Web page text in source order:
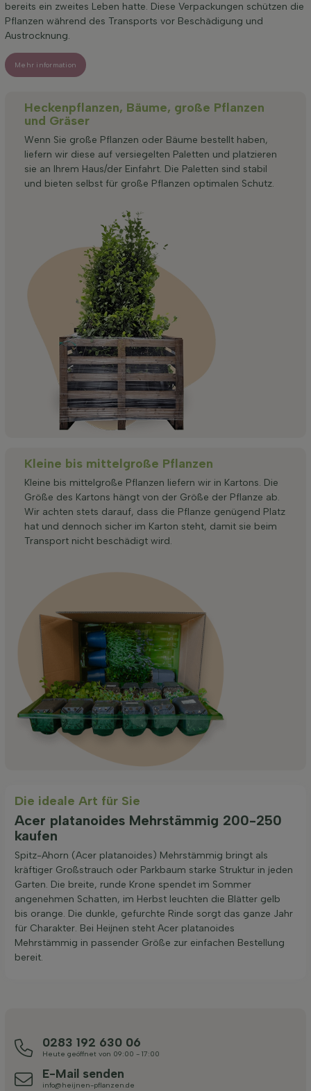
bereits ein zweites Leben hatte. Diese Verpackungen schützen die
Pflanzen während des Transports vor Beschädigung und
Austrocknung.
Mehr information
Heckenpflanzen, Bäume, große Pflanzen
und Gräser
Wenn Sie große Pflanzen oder Bäume bestellt haben,
liefern wir diese auf versiegelten Paletten und platzieren
sie an Ihrem Haus/der Einfahrt. Die Paletten sind stabil
und bieten selbst für große Pflanzen optimalen Schutz.
Kleine bis mittelgroße Pflanzen
Kleine bis mittelgroße Pflanzen liefern wir in Kartons. Die
Größe des Kartons hängt von der Größe der Pflanze ab.
Wir achten stets darauf, dass die Pflanze genügend Platz
hat und dennoch sicher im Karton steht, damit sie beim
Transport nicht beschädigt wird.
Die ideale Art für Sie
Acer platanoides Mehrstämmig 200-250
kaufen
Spitz-Ahorn (Acer platanoides) Mehrstämmig bringt als
kräftiger Großstrauch oder Parkbaum starke Struktur in jeden
Garten. Die breite, runde Krone spendet im Sommer
angenehmen Schatten, im Herbst leuchten die Blätter gelb
bis orange. Die dunkle, gefurchte Rinde sorgt das ganze Jahr
für Charakter. Bei Heijnen steht Acer platanoides
Mehrstämmig in passender Größe zur einfachen Bestellung
bereit.
0283 192 630 06
Heute geöffnet von 09:00 - 17:00
E-Mail senden
info@heijnen-pflanzen.de